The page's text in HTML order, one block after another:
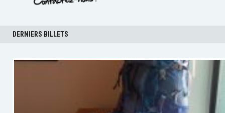
DERNIERS BILLETS